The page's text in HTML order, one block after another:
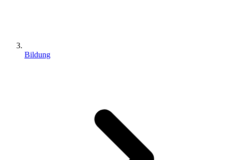
Bildung